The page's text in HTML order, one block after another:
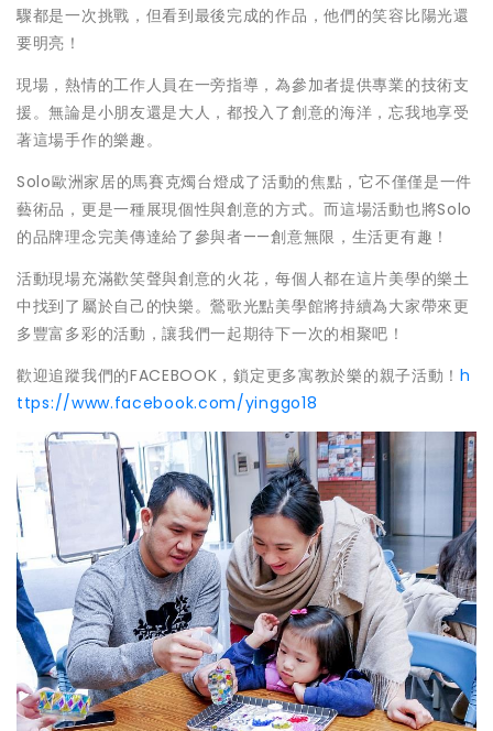
驟都是一次挑戰，但看到最後完成的作品，他們的笑容比陽光還
要明亮！
現場，熱情的工作人員在一旁指導，為參加者提供專業的技術支
援。無論是小朋友還是大人，都投入了創意的海洋，忘我地享受
著這場手作的樂趣。
Solo歐洲家居的馬賽克燭台燈成了活動的焦點，它不僅僅是一件
藝術品，更是一種展現個性與創意的方式。而這場活動也將Solo
的品牌理念完美傳達給了參與者——創意無限，生活更有趣！
活動現場充滿歡笑聲與創意的火花，每個人都在這片美學的樂土
中找到了屬於自己的快樂。鶯歌光點美學館將持續為大家帶來更
多豐富多彩的活動，讓我們一起期待下一次的相聚吧！
歡迎追蹤我們的FACEBOOK，鎖定更多寓教於樂的親子活動！ h
ttps://www.facebook.com/yinggo18